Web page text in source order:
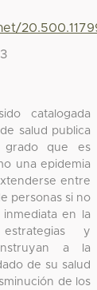
catalogada
salud publica
grado que es
una epidemia
entre
personas si no
en la
y
a la
de su salud
de los